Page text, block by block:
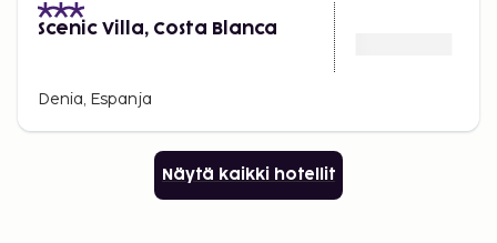
Scenic Villa, Costa Blanca
Denia, Espanja
Näytä kaikki hotellit